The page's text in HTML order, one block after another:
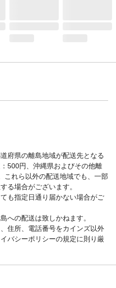
府県の離島地域が配送先となる
500円、沖縄県およびその他離
これら以外の配送地域でも、一部
る場合がございます。
も指定日通り届かない場合がご
への配送は致しかねます。
住所、電話番号をカインズ以外
バシーポリシーの規定に則り厳